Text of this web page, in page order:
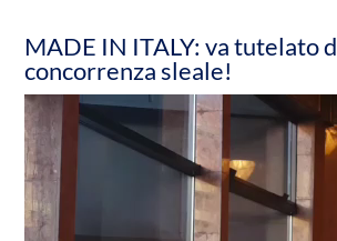
MADE IN ITALY: va tutelato
concorrenza sleale!